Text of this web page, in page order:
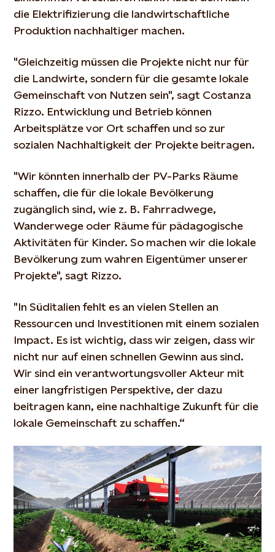
die Elektrifizierung die landwirtschaftliche
Produktion nachhaltiger machen.
"Gleichzeitig müssen die Projekte nicht nur für
die Landwirte, sondern für die gesamte lokale
Gemeinschaft von Nutzen sein", sagt Costanza
Rizzo. Entwicklung und Betrieb können
Arbeitsplätze vor Ort schaffen und so zur
sozialen Nachhaltigkeit der Projekte beitragen.
"Wir könnten innerhalb der PV-Parks Räume
schaffen, die für die lokale Bevölkerung
zugänglich sind, wie z. B. Fahrradwege,
Wanderwege oder Räume für pädagogische
Aktivitäten für Kinder. So machen wir die lokale
Bevölkerung zum wahren Eigentümer unserer
Projekte", sagt Rizzo.
"In Süditalien fehlt es an vielen Stellen an
Ressourcen und Investitionen mit einem sozialen
Impact. Es ist wichtig, dass wir zeigen, dass wir
nicht nur auf einen schnellen Gewinn aus sind.
Wir sind ein verantwortungsvoller Akteur mit
einer langfristigen Perspektive, der dazu
beitragen kann, eine nachhaltige Zukunft für die
lokale Gemeinschaft zu schaffen.“